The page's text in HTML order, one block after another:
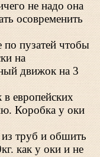
не надо она
осовременить
по пузатей чтобы
на
движок на 3
в европейских
Коробка у оки
труб и обшить
как у оки и не